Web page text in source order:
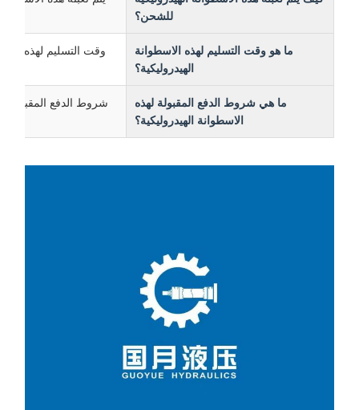
للشحن؟
ما هو وقت التسليم لهذه الاسطوانة
الهيدروليكية؟
وقت التسليم لهذه الاسطوانة
ما هي شروط الدفع المقبولة لهذه
الاسطوانة الهيدروليكية؟
شروط الدفع المقبولة لهذه